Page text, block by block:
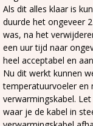
Als dit alles klaar is
duurde het ongeveer
was, na het
een uur tijd naar
heel acceptabel en
Nu dit werkt kunnen
temperatuurvoeler en
verwarmingskabel.
waar je de kabel in